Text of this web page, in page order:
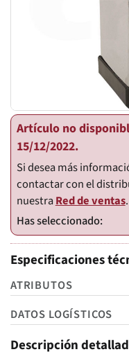
Artículo no
15/12/2022.
Si desea más
contactar con el
nuestraRed de ventas.
Especificaciones
ATRIBUTOS
DATOS LOGÍSTICOS
Descripción